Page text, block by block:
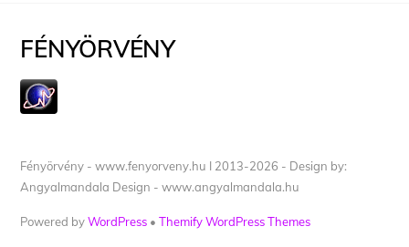
FÉNYÖRVÉNY
Fényörvény - www.fenyorveny.hu I 2013-2026 - Design by:
Angyalmandala Design - www.angyalmandala.hu
Powered byWordPress •Themify WordPress Themes